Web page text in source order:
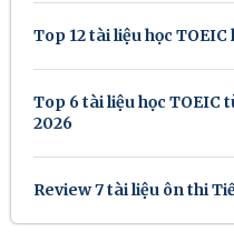
Top 12 tài liệu học
Top 6 tài liệu học TOEIC
2026
Review 7 tài liệu ôn thi